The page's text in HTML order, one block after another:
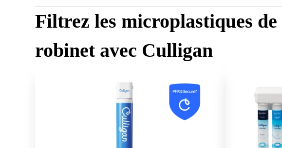
Filtrez les microplastiques
robinet avec Culligan